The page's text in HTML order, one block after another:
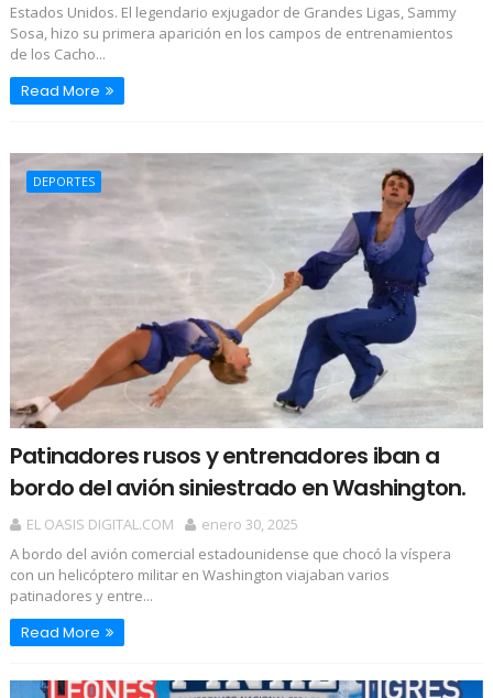
Estados Unidos. El legendario exjugador de Grandes Ligas, Sammy
Sosa, hizo su primera aparición en los campos de entrenamientos
de los Cacho...
Read More
DEPORTES
Patinadores rusos y entrenadores iban a
bordo del avión siniestrado en Washington.
EL OASIS DIGITAL.COM
enero 30, 2025
A bordo del avión comercial estadounidense que chocó la víspera
con un helicóptero militar en Washington viajaban varios
patinadores y entre...
Read More